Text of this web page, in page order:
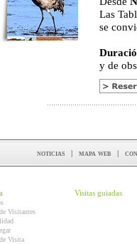
Las
se
y de
noticias | mapa web |
Visitantes
Visita
Visitas guiadas